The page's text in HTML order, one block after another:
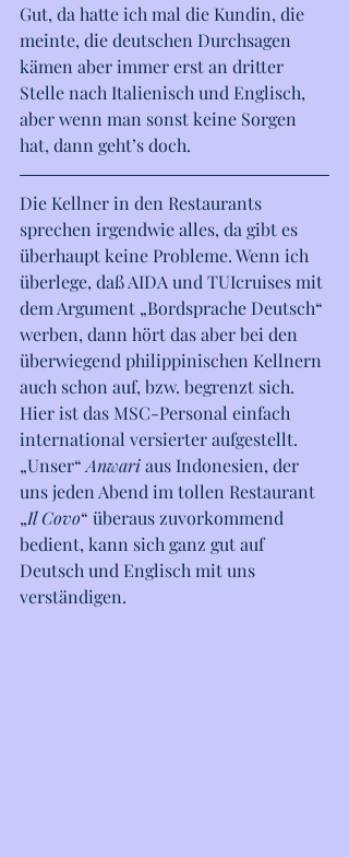
Gut, da hatte ich mal die Kundin, die
meinte, die deutschen Durchsagen
kämen aber immer erst an dritter
Stelle nach Italienisch und Englisch,
aber wenn man sonst keine Sorgen
hat, dann geht’s doch.
Die Kellner in den Restaurants
sprechen irgendwie alles, da gibt es
überhaupt keine Probleme. Wenn ich
überlege, daß AIDA und TUIcruises mit
dem Argument „Bordsprache Deutsch“
werben, dann hört das aber bei den
überwiegend philippinischen Kellnern
auch schon auf, bzw. begrenzt sich.
Hier ist das MSC-Personal einfach
international versierter aufgestellt.
„Unser“ Anwari aus Indonesien, der
uns jeden Abend im tollen Restaurant
„Il Covo“ überaus zuvorkommend
bedient, kann sich ganz gut auf
Deutsch und Englisch mit uns
verständigen.